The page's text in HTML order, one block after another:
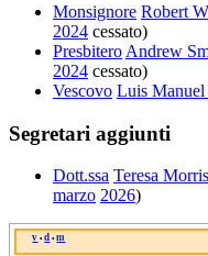
Monsignore Robert
2024 cessato)
Presbitero Andrew
2024 cessato)
Vescovo Luis
Segretari aggiunti
Dott.ssa Teresa
marzo 2026)
v • d • m